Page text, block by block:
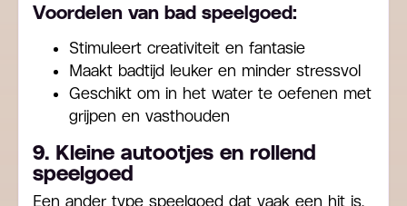
Voordelen van bad speelgoed:
Stimuleert creativiteit en fantasie
Maakt badtijd leuker en minder stressvol
Geschikt om in het water te oefenen met
grijpen en vasthouden
9. Kleine autootjes en rollend
speelgoed
Een ander type speelgoed dat vaak een hit is,